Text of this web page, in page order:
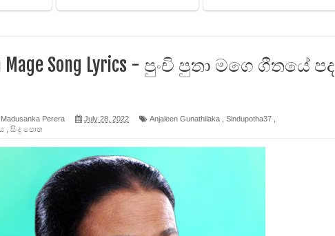
අලුතින් ලියන්න ගීතයේ පද පෙළ
පද පෙළ
පද පෙළ
Mage Song Lyrics - පුංචි පුතා මගෙ ගීතයේ පද
Perera July 28, 2022 Anjaleen Gunathilaka Sindupotha37
සිංදු පොත